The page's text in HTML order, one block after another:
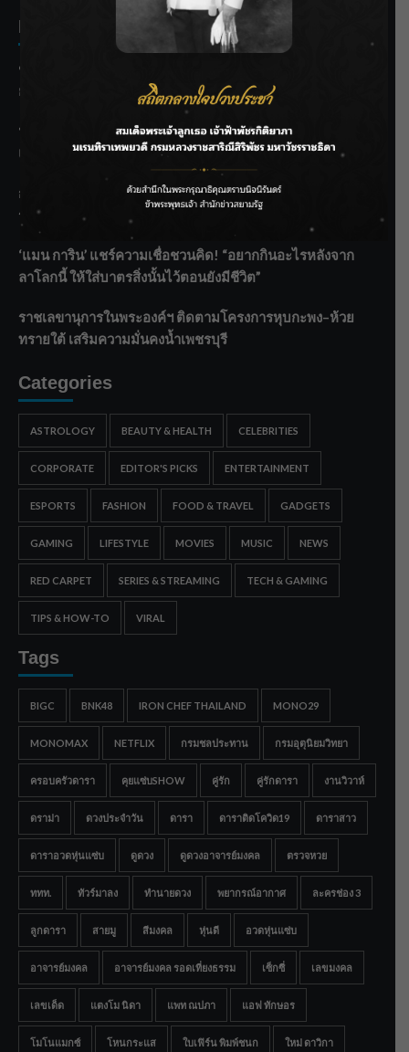
Recent Posts
ชลประทานเชียงใหม่เร่งพร่องน้ำแม่น้ำปิง รับมวลน้ำเหนือ ย้ำ
ยังไม่ล้นตลิ่ง
ฟาดลุคใหม่! “แบม พิชญานิน” แดนซ์สับทุกจังหวะ ชวนแฟนๆ
แกะท่า #นอกจอนอกใจ
กรมชลฯ รับฟังประชาชน ติดตามแก้ปัญหาโครงการประตู
ระบายน้ำศรีสองรักฯ
‘แมน การิน’ แชร์ความเชื่อชวนคิด! “อยากกินอะไรหลังจาก
ลาโลกนี้ ให้ใส่บาตรสิ่งนั้นไว้ตอนยังมีชีวิต”
ราชเลขานุการในพระองค์ฯ ติดตามโครงการหุบกะพง–ห้วย
ทรายใต้ เสริมความมั่นคงน้ำเพชรบุรี
Categories
ASTROLOGY BEAUTY & HEALTH CELEBRITIES
CORPORATE EDITOR'S PICKS ENTERTAINMENT
ESPORTS FASHION FOOD & TRAVEL GADGETS
GAMING LIFESTYLE MOVIES MUSIC NEWS
RED CARPET SERIES & STREAMING TECH & GAMING
TIPS & HOW-TO VIRAL
Tags
BIGC BNK48 IRON CHEF THAILAND MONO29
MONOMAX NETFLIX กรมชลประทาน กรมอุตุนิยมวิทยา
ครอบครัวดารา คุยแซ่บSHOW คู่รัก คู่รักดารา งานวิวาห์
ดราม่า ดวงประจำวัน ดารา ดาราติดโควิด19 ดาราสาว
ดาราอวดหุ่นแซ่บ ดูดวง ดูดวงอาจารย์มงคล ตรวจหวย
ททท. ทัวร์มาลง ทำนายดวง พยากรณ์อากาศ ละครช่อง 3
ลูกดารา สายมู สีมงคล หุ่นดี อวดหุ่นแซ่บ
อาจารย์มงคล อาจารย์มงคล รอดเที่ยงธรรม เซ็กซี่ เลขมงคล
เลขเด็ด แตงโม นิดา แพท ณปภา แอฟ ทักษอร
โมโนแมกซ์ โหนกระแส ใบเฟิร์น พิมพ์ชนก ใหม่ ดาวิกา